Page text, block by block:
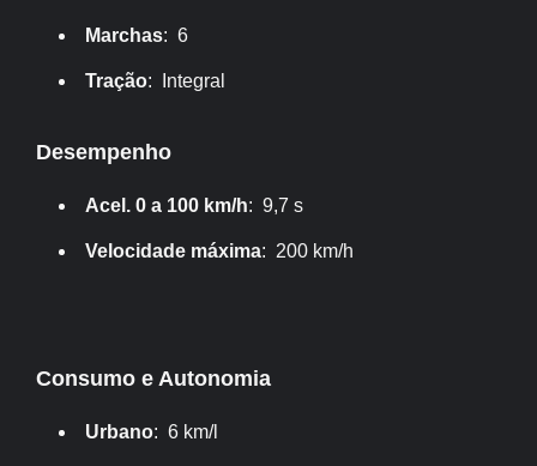
Marchas: 6
Tração: Integral
Desempenho
Acel. 0 a 100 km/h: 9,7 s
Velocidade máxima: 200 km/h
Consumo e Autonomia
Urbano: 6 km/l